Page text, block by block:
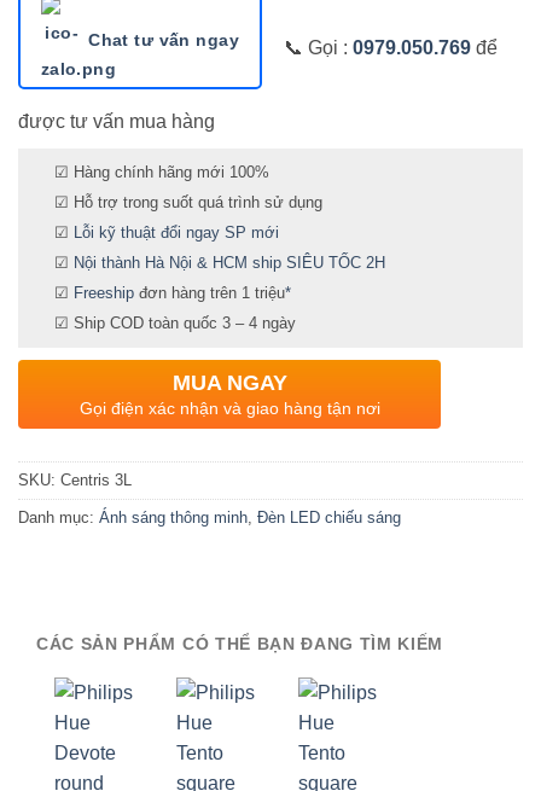
Chat tư vấn ngay 📞 Gọi : 0979.050.769để
được tư vấn mua hàng
☑ Hàng chính hãng mới 100%
☑ Hỗ trợ trong suốt quá trình sử dụng
☑ Lỗi kỹ thuật đổi ngay SP mới
☑ Nội thành Hà Nội & HCM ship SIÊU TỐC 2H
☑ Freeship đơn hàng trên 1 triệu*
☑ Ship COD toàn quốc 3 – 4 ngày
MUA NGAY
Gọi điện xác nhận và giao hàng tận nơi
SKU: Centris 3L
Danh mục: Ánh sáng thông minh, Đèn LED chiếu sáng
CÁC SẢN PHẨM CÓ THỂ BẠN ĐANG TÌM KIẾM